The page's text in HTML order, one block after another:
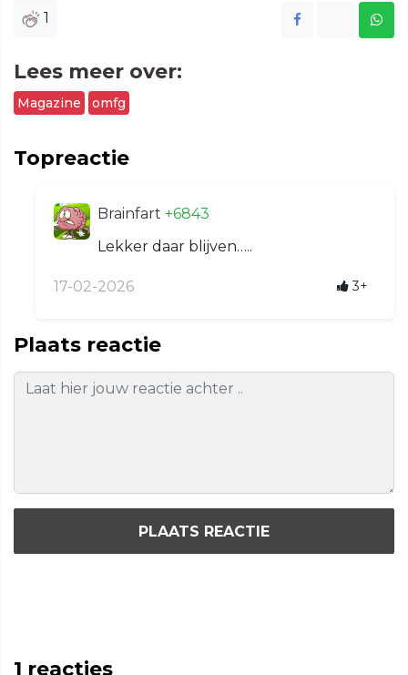
1
Lees meer over:
Magazine omfg
Topreactie
Brainfart +6843
Lekker daar blijven…..
17-02-2026 3+
Plaats reactie
PLAATS REACTIE
1 reacties